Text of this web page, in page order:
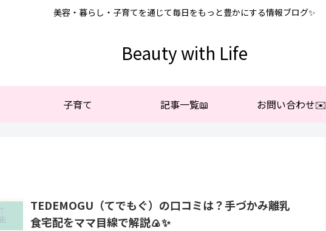
美容・暮らし・子育てを通じて毎日をもっと豊かにする情報ブログ✨
Beauty with Life
子育て 記事一覧📖 お問い合わせ✉️
TEDEMOGU（てでもぐ）の口コミは？手づかみ離乳
食宅配をママ目線で解説🍙✨